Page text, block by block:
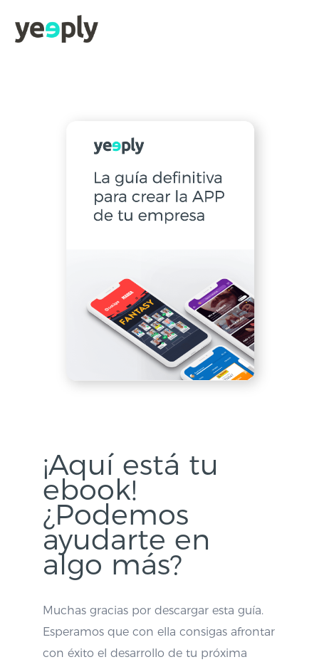
¡Aquí está tu
ebook!
¿Podemos
ayudarte en
algo más?
Muchas gracias por descargar esta guía.
Esperamos que con ella consigas afrontar
con éxito el desarrollo de tu próxima